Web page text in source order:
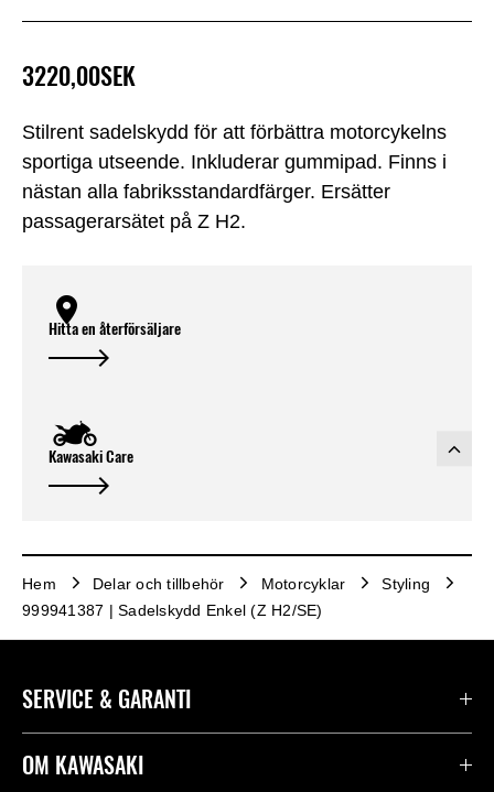
Stilrent sadelskydd för att förbättra motorcykelns
sportiga utseende. Inkluderar gummipad. Finns i
nästan alla fabriksstandardfärger. Ersätter
passagerarsätet på Z H2.
3220,00SEK
Hitta en återförsäljare
Kawasaki Care
Hem Delar och tillbehör Motorcyklar
Styling
999941387 | Sadelskydd Enkel (Z H2/SE)
SERVICE & GARANTI
Kontakta oss
OM KAWASAKI